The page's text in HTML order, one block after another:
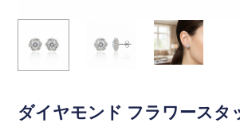
ダイヤモンド フラワースタ